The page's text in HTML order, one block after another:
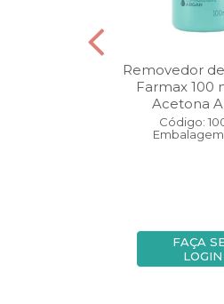
Removedor
Farmax 100
Acetona
Código:
FAÇA
LOGIN